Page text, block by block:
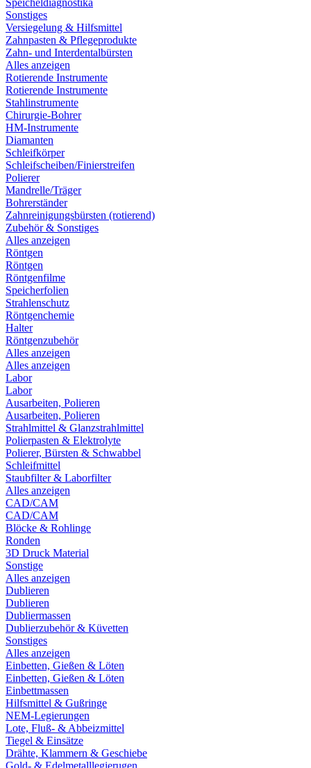
Speicheldiagnostika
Sonstiges
Versiegelung & Hilfsmittel
Zahnpasten & Pflegeprodukte
Zahn- und Interdentalbürsten
Alles anzeigen
Rotierende Instrumente
Rotierende Instrumente
Stahlinstrumente
Chirurgie-Bohrer
HM-Instrumente
Diamanten
Schleifkörper
Schleifscheiben/Finierstreifen
Polierer
Mandrelle/Träger
Bohrerständer
Zahnreinigungsbürsten (rotierend)
Zubehör & Sonstiges
Alles anzeigen
Röntgen
Röntgen
Röntgenfilme
Speicherfolien
Strahlenschutz
Röntgenchemie
Halter
Röntgenzubehör
Alles anzeigen
Alles anzeigen
Labor
Labor
Ausarbeiten, Polieren
Ausarbeiten, Polieren
Strahlmittel & Glanzstrahlmittel
Polierpasten & Elektrolyte
Polierer, Bürsten & Schwabbel
Schleifmittel
Staubfilter & Laborfilter
Alles anzeigen
CAD/CAM
CAD/CAM
Blöcke & Rohlinge
Ronden
3D Druck Material
Sonstige
Alles anzeigen
Dublieren
Dublieren
Dubliermassen
Dublierzubehör & Küvetten
Sonstiges
Alles anzeigen
Einbetten, Gießen & Löten
Einbetten, Gießen & Löten
Einbettmassen
Hilfsmittel & Gußringe
NEM-Legierungen
Lote, Fluß- & Abbeizmittel
Tiegel & Einsätze
Drähte, Klammern & Geschiebe
Gold- & Edelmetalllegierugen